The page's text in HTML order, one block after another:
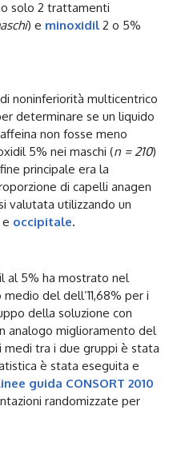
solo 2 trattamenti
) e minoxidil 2 o 5%
noninferiorità multicentrico
determinare se un liquido
non fosse meno
5% nei maschi (n = 210)
principale era la
di capelli anagen
valutata utilizzando un
occipitale.
al 5% ha mostrato nel
del dell’11,68% per i
della soluzione con
analogo miglioramento del
medi tra i due gruppi è stata
è stata eseguita e
guida CONSORT 2010
randomizzate per